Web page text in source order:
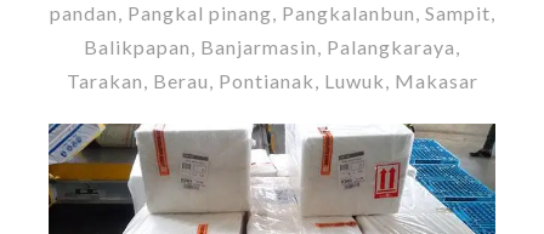
pandan, Pangkal pinang, Pangkalanbun, Sampit,
Balikpapan, Banjarmasin, Palangkaraya,
Tarakan, Berau, Pontianak, Luwuk, Makasar